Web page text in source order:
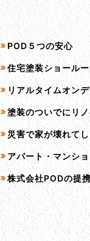
サービス一覧
POD５つの安心
住宅塗装ショールー
リアルタイムオン
塗装のついでにリ
災害で家が壊れて
アパート・マンシ
株式会社PODの提